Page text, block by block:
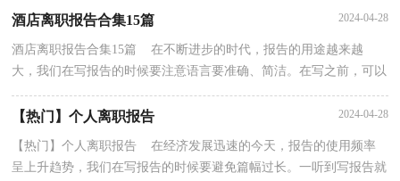
酒店离职报告合集15篇 2024-04-28
酒店离职报告合集15篇 在不断进步的时代，报告的用途越来越
大，我们在写报告的时候要注意语言要准确、简洁。在写之前，可以
【热门】个人离职报告 2024-04-28
【热门】个人离职报告 在经济发展迅速的今天，报告的使用频率
呈上升趋势，我们在写报告的时候要避免篇幅过长。一听到写报告就